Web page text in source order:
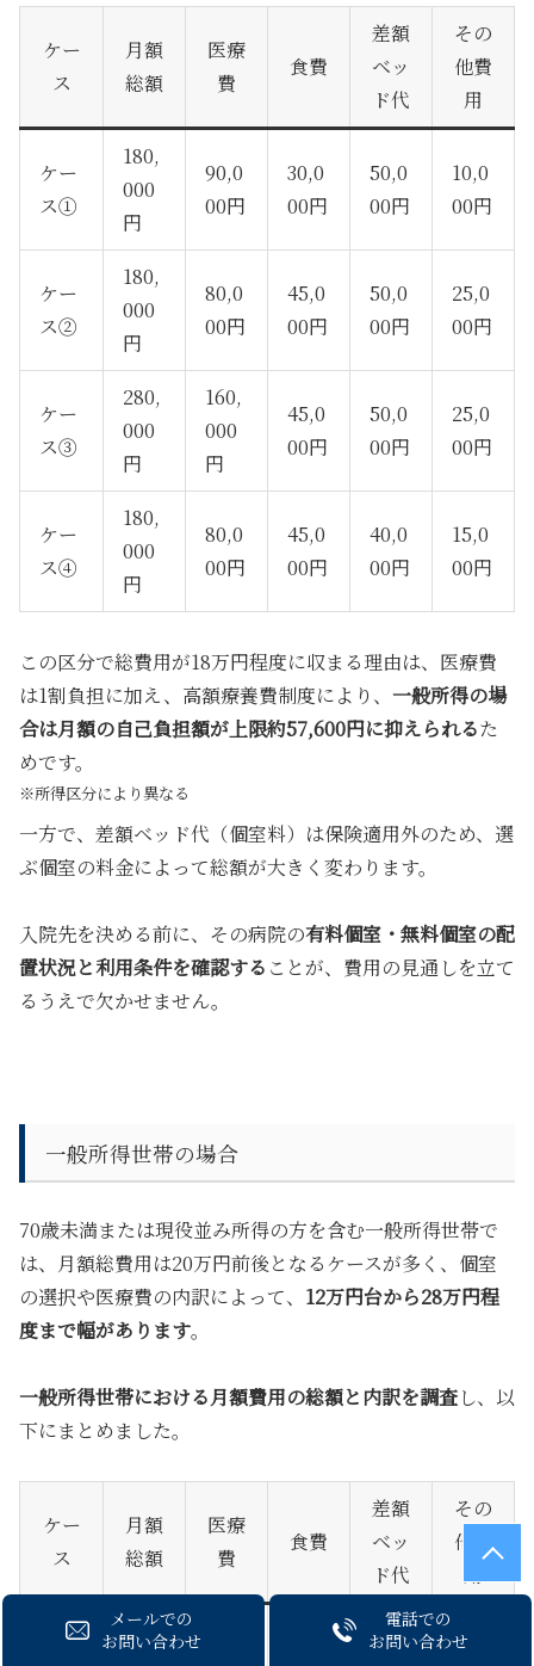
メールでの
お問い合わせ
電話での
お問い合わせ
ケー
ス
月額
総額
医療
費
食費
差額
ベッ
ド代
その
他費
用
ケー
ス①
180,
000
円
90,0
00円
30,0
00円
50,0
00円
10,0
00円
ケー
ス②
180,
000
円
80,0
00円
45,0
00円
50,0
00円
25,0
00円
ケー
ス③
280,
000
円
160,
000
円
45,0
00円
50,0
00円
25,0
00円
ケー
ス④
180,
000
円
80,0
00円
45,0
00円
40,0
00円
15,0
00円
この区分で総費用が18万円程度に収まる理由は、医療費
は1割負担に加え、高額療養費制度により、 一般所得の場
合は月額の自己負担額が上限約57,600円に抑えられるた
めです。
※所得区分により異なる
一方で、差額ベッド代（個室料）は保険適用外のため、選
ぶ個室の料金によって総額が大きく変わります。
入院先を決める前に、その病院の有料個室・無料個室の配
置状況と利用条件を確認する ことが、費用の見通しを立て
るうえで欠かせません。
一般所得世帯の場合
70歳未満または現役並み所得の方を含む一般所得世帯で
は、月額総費用は20万円前後となるケースが多く、個室
の選択や医療費の内訳によって、 12万円台から28万円程
度まで幅があります。
一般所得世帯における月額費用の総額と内訳を調査し、以
下にまとめました。
ケー
ス
月額
総額
医療
費
食費
差額
ベッ
ド代
その
他費
用
ケー
180,
50,0 10,0